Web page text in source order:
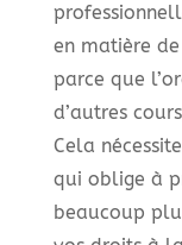
en matière
parce que
d’autres
Cela
qui oblige à
beaucoup